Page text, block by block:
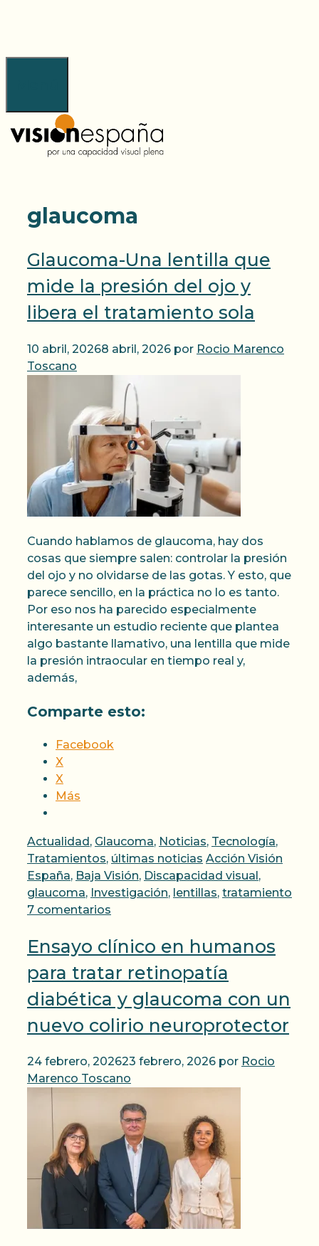
glaucoma
Glaucoma-Una lentilla que
mide la presión del ojo y
libera el tratamiento sola
10 abril, 20268 abril, 2026 por Rocio Marenco
Toscano
Cuando hablamos de glaucoma, hay dos
cosas que siempre salen: controlar la presión
del ojo y no olvidarse de las gotas. Y esto, que
parece sencillo, en la práctica no lo es tanto.
Por eso nos ha parecido especialmente
interesante un estudio reciente que plantea
algo bastante llamativo, una lentilla que mide
la presión intraocular en tiempo real y,
además,
Comparte esto:
Facebook
X
X
Más
Categorías
Actualidad, Glaucoma, Noticias, Tecnología,
Tratamientos, últimas noticias Etiquetas
Acción Visión
España, Baja Visión, Discapacidad visual,
glaucoma, Investigación, lentillas, tratamiento
7 comentarios
Ensayo clínico en humanos
para tratar retinopatía
diabética y glaucoma con un
nuevo colirio neuroprotector
24 febrero, 202623 febrero, 2026 por Rocio
Marenco Toscano